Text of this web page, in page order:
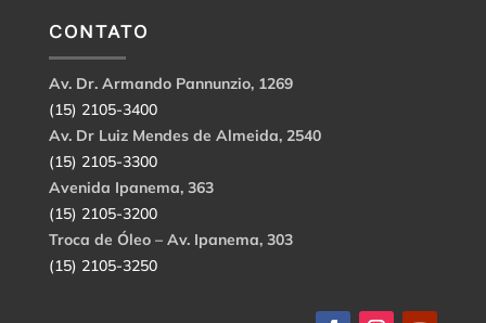
CONTATO
Av. Dr. Armando Pannunzio, 1269
(15) 2105-3400
Av. Dr Luiz Mendes de Almeida, 2540
(15) 2105-3300
Avenida Ipanema, 363
(15) 2105-3200
Troca de Óleo – Av. Ipanema, 303
(15) 2105-3250